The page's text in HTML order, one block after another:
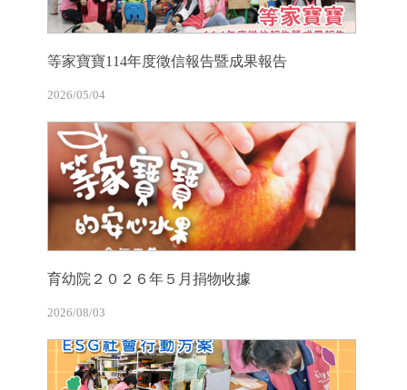
等家寶寶114年度徵信報告暨成果報告
2026/05/04
育幼院２０２６年５月捐物收據
2026/08/03